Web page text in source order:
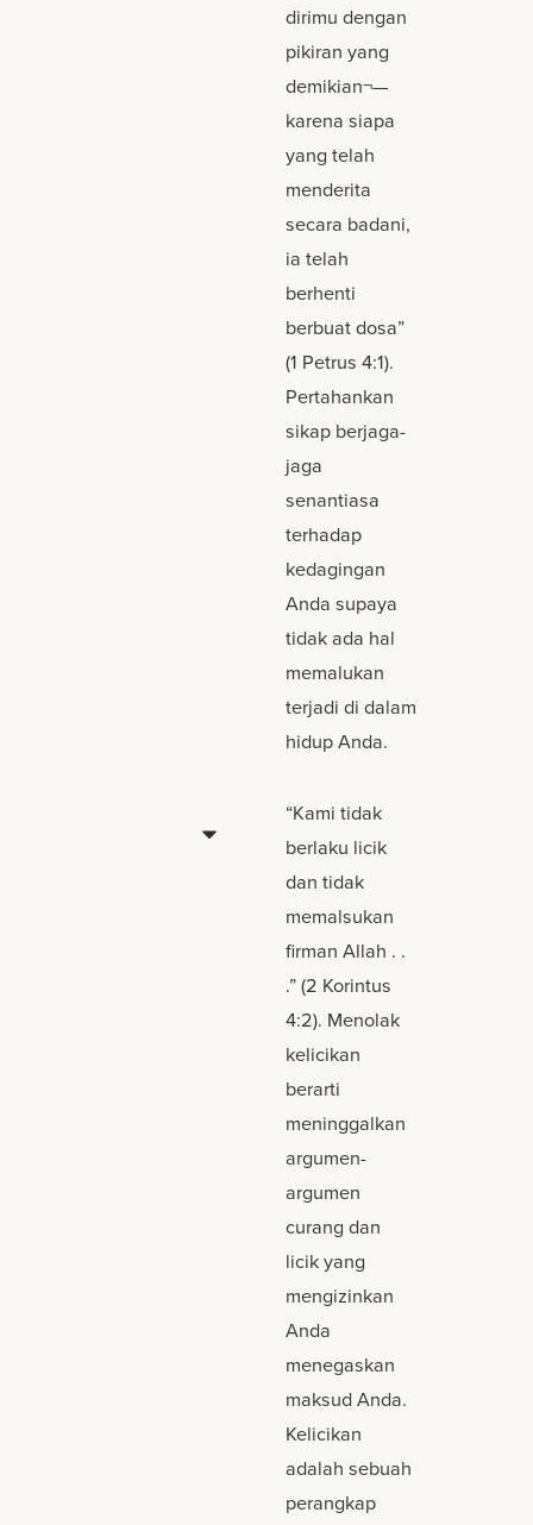
dirimu dengan
pikiran yang
demikian¬—
karena siapa
yang telah
menderita
secara badani,
ia telah
berhenti
berbuat dosa”
(1 Petrus 4:1).
Pertahankan
sikap berjaga-
jaga
senantiasa
terhadap
kedagingan
Anda supaya
tidak ada hal
memalukan
terjadi di dalam
hidup Anda.
“Kami tidak
berlaku licik
dan tidak
memalsukan
firman Allah . .
.” (2 Korintus
4:2). Menolak
kelicikan
berarti
meninggalkan
argumen-
argumen
curang dan
licik yang
mengizinkan
Anda
menegaskan
maksud Anda.
Kelicikan
adalah sebuah
perangkap